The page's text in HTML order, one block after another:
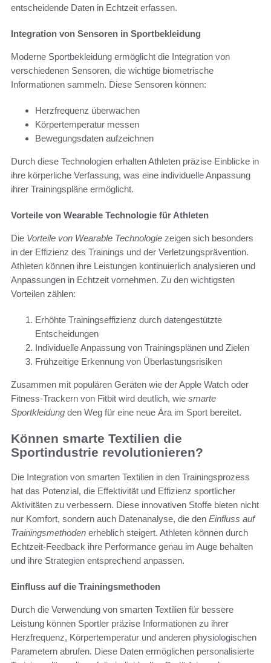
entscheidende Daten in Echtzeit erfassen.
Integration von Sensoren in Sportbekleidung
Moderne Sportbekleidung ermöglicht die Integration von
verschiedenen Sensoren, die wichtige biometrische
Informationen sammeln. Diese Sensoren können:
Herzfrequenz überwachen
Körpertemperatur messen
Bewegungsdaten aufzeichnen
Durch diese Technologien erhalten Athleten präzise Einblicke in
ihre körperliche Verfassung, was eine individuelle Anpassung
ihrer Trainingspläne ermöglicht.
Vorteile von Wearable Technologie für Athleten
Die Vorteile von Wearable Technologie zeigen sich besonders
in der Effizienz des Trainings und der Verletzungsprävention.
Athleten können ihre Leistungen kontinuierlich analysieren und
Anpassungen in Echtzeit vornehmen. Zu den wichtigsten
Vorteilen zählen:
Erhöhte Trainingseffizienz durch datengestützte
Entscheidungen
Individuelle Anpassung von Trainingsplänen und Zielen
Frühzeitige Erkennung von Überlastungsrisiken
Zusammen mit populären Geräten wie der Apple Watch oder
Fitness-Trackern von Fitbit wird deutlich, wie smarte
Sportkleidung den Weg für eine neue Ära im Sport bereitet.
Können smarte Textilien die
Sportindustrie revolutionieren?
Die Integration von smarten Textilien in den Trainingsprozess
hat das Potenzial, die Effektivität und Effizienz sportlicher
Aktivitäten zu verbessern. Diese innovativen Stoffe bieten nicht
nur Komfort, sondern auch Datenanalyse, die den Einfluss auf
Trainingsmethoden erheblich steigert. Athleten können durch
Echtzeit-Feedback ihre Performance genau im Auge behalten
und ihre Strategien entsprechend anpassen.
Einfluss auf die Trainingsmethoden
Durch die Verwendung von smarten Textilien für bessere
Leistung können Sportler präzise Informationen zu ihrer
Herzfrequenz, Körpertemperatur und anderen physiologischen
Parametern abrufen. Diese Daten ermöglichen personalisierte